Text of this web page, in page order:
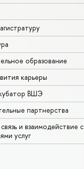
образование
карьеры
ВШЭ
партнерства
и взаимодействие с
услуг